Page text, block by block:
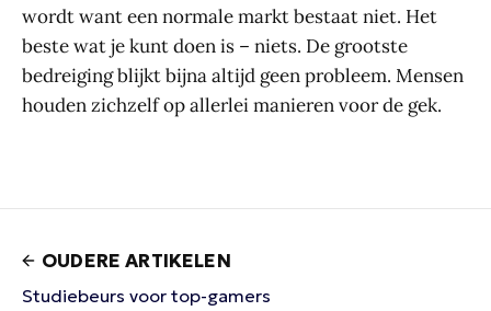
wordt want een normale markt bestaat niet. Het
beste wat je kunt doen is – niets. De grootste
bedreiging blijkt bijna altijd geen probleem. Mensen
houden zichzelf op allerlei manieren voor de gek.
OUDERE ARTIKELEN
Studiebeurs voor top-gamers